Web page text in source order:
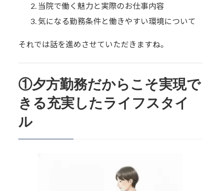
当院で働く魅力と実際のお仕事内容
気になる勤務条件と働きやすい環境について
それでは話を進めさせていただきますね。
①夕方勤務だからこそ実現で
きる充実したライフスタイ
ル